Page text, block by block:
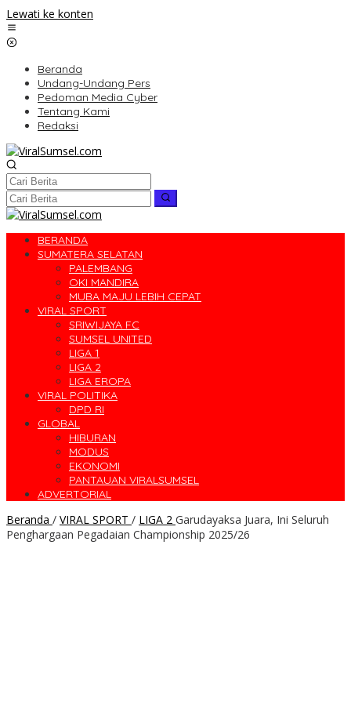
Lewati ke konten
Beranda
Undang-Undang Pers
Pedoman Media Cyber
Tentang Kami
Redaksi
BERANDA
SUMATERA SELATAN
PALEMBANG
OKI MANDIRA
MUBA MAJU LEBIH CEPAT
VIRAL SPORT
SRIWIJAYA FC
SUMSEL UNITED
LIGA 1
LIGA 2
LIGA EROPA
VIRAL POLITIKA
DPD RI
GLOBAL
HIBURAN
MODUS
EKONOMI
PANTAUAN VIRALSUMSEL
ADVERTORIAL
Beranda / VIRAL SPORT / LIGA 2 Garudayaksa Juara, Ini Seluruh
Penghargaan Pegadaian Championship 2025/26